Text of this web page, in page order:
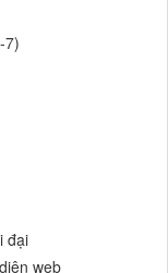
7)
đại
web